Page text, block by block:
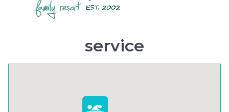
Catering
Accommodation packets
Foto & video
service